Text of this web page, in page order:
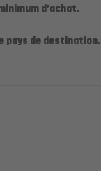
d’achat.
pays de destination.